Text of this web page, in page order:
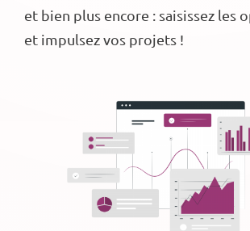
et bien plus encore : saisissez les
et impulsez vos projets !